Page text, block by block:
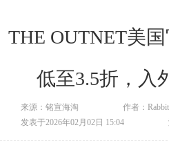
THE OUTNET美
低至3.5折，入
来源：铭宣海淘
作者：Rabbit
发表于2026年02月02日 15:04